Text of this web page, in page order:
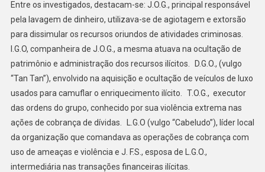
Entre os investigados, destacam-se: J.O.G., principal responsável
pela lavagem de dinheiro, utilizava-se de agiotagem e extorsão
para dissimular os recursos oriundos de atividades criminosas.
I.G.O, companheira de J.O.G., a mesma atuava na ocultação de
patrimônio e administração dos recursos ilícitos. D.G.O., (vulgo
“Tan Tan”), envolvido na aquisição e ocultação de veículos de luxo
usados para camuflar o enriquecimento ilícito. T.O.G., executor
das ordens do grupo, conhecido por sua violência extrema nas
ações de cobrança de dívidas. L.G.O (vulgo “Cabeludo”), líder local
da organização que comandava as operações de cobrança com
uso de ameaças e violência e J. F.S., esposa de L.G.O.,
intermediária nas transações financeiras ilícitas.